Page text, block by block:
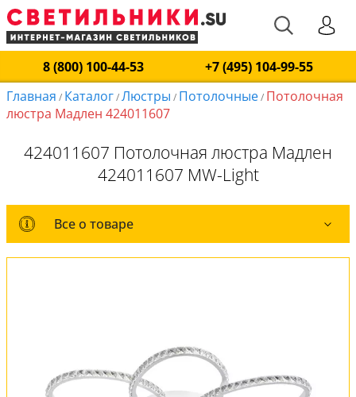
8 (800) 100-44-53
+7 (495) 104-99-55
Главная / Каталог/Люстры / Потолочные/ Потолочная
люстра Мадлен 424011607
424011607 Потолочная люстра Мадлен
424011607 MW-Light
Все о товаре
Все о товаре
Оплата и доставка